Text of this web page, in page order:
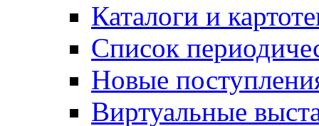
Каталоги и
Список
Новые
Виртуальные